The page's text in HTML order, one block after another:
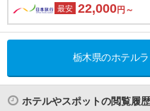
最安 22,000円～
栃木県のホテル
ホテルやスポットの閲覧履歴